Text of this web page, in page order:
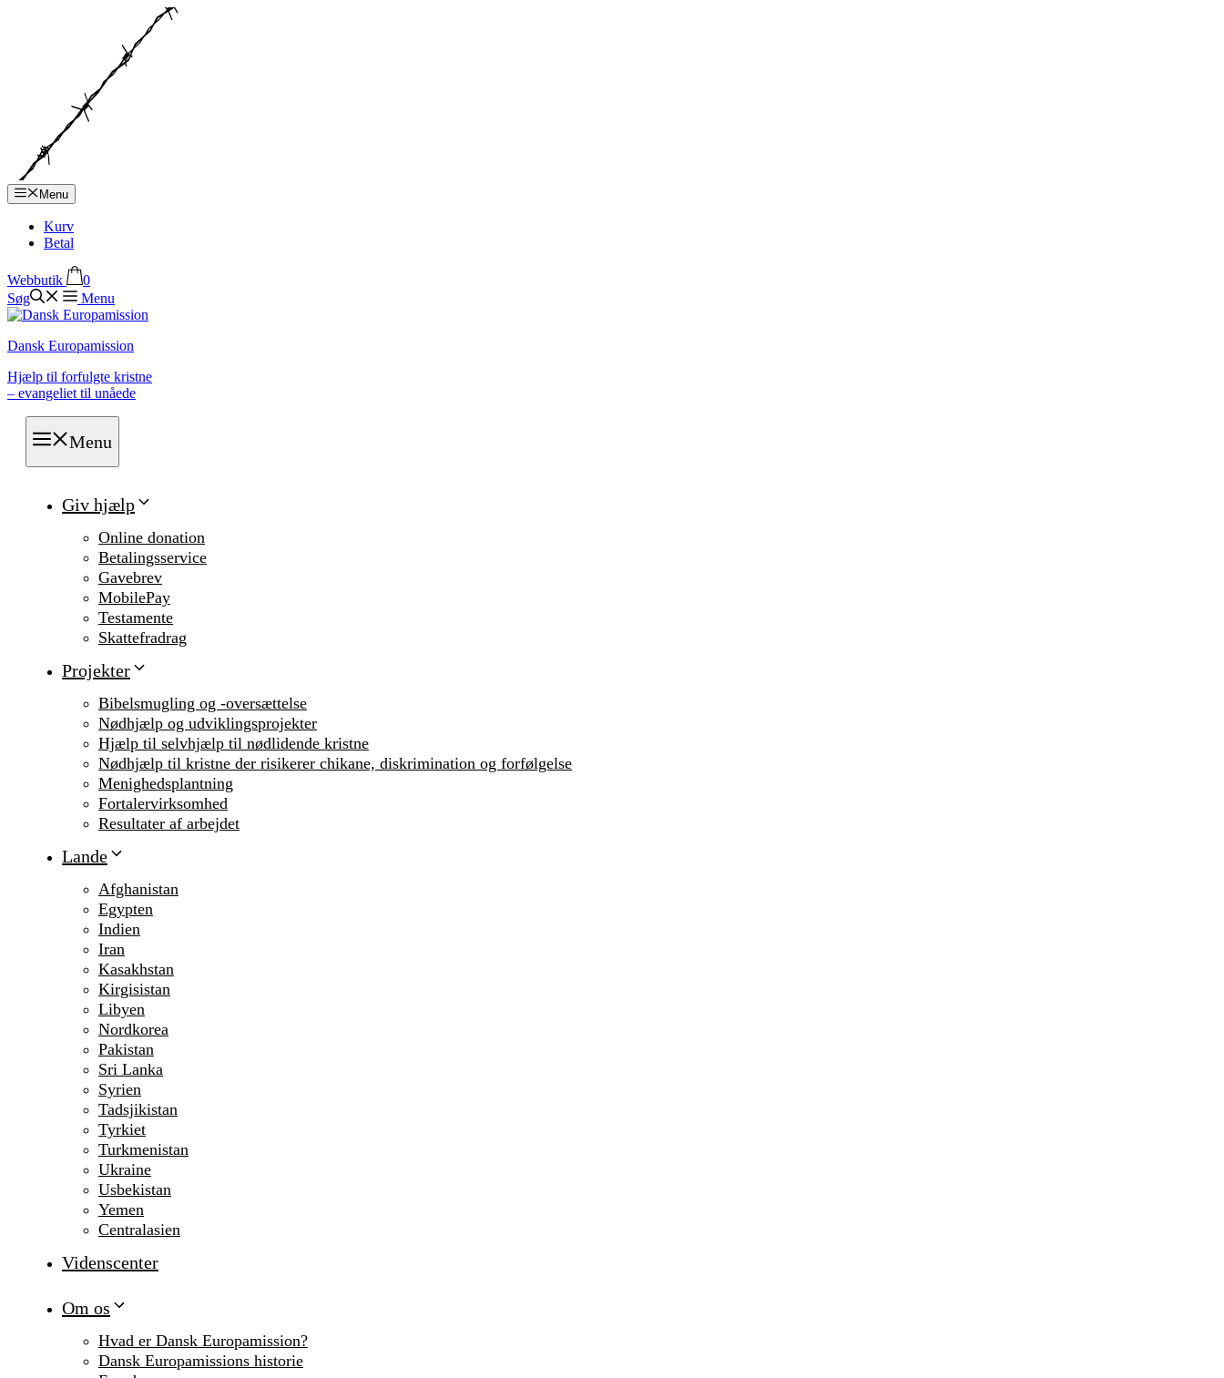
Menu
Kurv
Betal
Webbutik
0
Søg
Menu
Dansk Europamission
Hjælp til forfulgte kristne
– evangeliet til unåede
Menu
Giv hjælp
Online donation
Betalingsservice
Gavebrev
MobilePay
Testamente
Skattefradrag
Projekter
Bibelsmugling og -oversættelse
Nødhjælp og udviklingsprojekter
Hjælp til selvhjælp til nødlidende kristne
Nødhjælp til kristne der risikerer chikane, diskrimination og forfølgelse
Menighedsplantning
Fortalervirksomhed
Resultater af arbejdet
Lande
Afghanistan
Egypten
Indien
Iran
Kasakhstan
Kirgisistan
Libyen
Nordkorea
Pakistan
Sri Lanka
Syrien
Tadsjikistan
Tyrkiet
Turkmenistan
Ukraine
Usbekistan
Yemen
Centralasien
Videnscenter
Om os
Hvad er Dansk Europamission?
Dansk Europamissions historie